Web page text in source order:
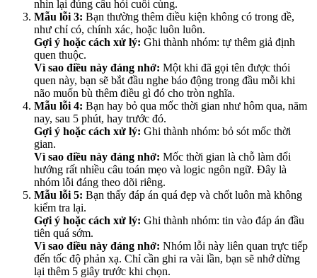
nhìn lại đúng câu hỏi cuối cùng.
Mẫu lỗi 3: Bạn thường thêm điều kiện không có trong đề,
như chỉ có, chính xác, hoặc luôn luôn.
Gợi ý hoặc cách xử lý: Ghi thành nhóm: tự thêm giả định
quen thuộc.
Vì sao điều này đáng nhớ: Một khi đã gọi tên được thói
quen này, bạn sẽ bắt đầu nghe báo động trong đầu mỗi khi
não muốn bù thêm điều gì đó cho tròn nghĩa.
Mẫu lỗi 4: Bạn hay bỏ qua mốc thời gian như hôm qua, năm
nay, sau 5 phút, hay trước đó.
Gợi ý hoặc cách xử lý: Ghi thành nhóm: bỏ sót mốc thời
gian.
Vì sao điều này đáng nhớ: Mốc thời gian là chỗ làm đổi
hướng rất nhiều câu toán mẹo và logic ngôn ngữ. Đây là
nhóm lỗi đáng theo dõi riêng.
Mẫu lỗi 5: Bạn thấy đáp án quá đẹp và chốt luôn mà không
kiểm tra lại.
Gợi ý hoặc cách xử lý: Ghi thành nhóm: tin vào đáp án đầu
tiên quá sớm.
Vì sao điều này đáng nhớ: Nhóm lỗi này liên quan trực tiếp
đến tốc độ phản xạ. Chỉ cần ghi ra vài lần, bạn sẽ nhớ dừng
lại thêm 5 giây trước khi chọn.